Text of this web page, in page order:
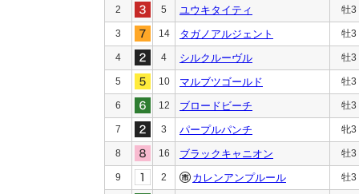
2 5 ユウキタイティ 牡3
3 14 タガノアルジェント 牡3
4 4 シルクルーヴル 牡3
5 10 マルブツゴールド 牡3
6 12 ブロードビーチ 牡3
7 3 パープルパンチ 牝3
8 16 ブラックキャニオン 牡3
9 2 カレンアンプルール 牡3